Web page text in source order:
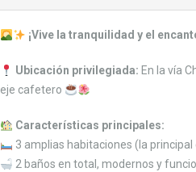
¡Vive la tranquilidad y el
Ubicación privilegiada: En la vía
eje cafetero
Características principales:
3 amplias habitaciones (la principal
2 baños en total, modernos y